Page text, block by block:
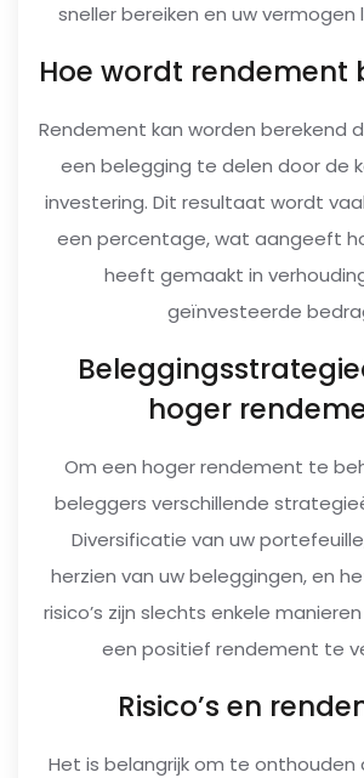
sneller bereiken en uw vermogen
Hoe wordt rendement
Rendement kan worden berekend
een belegging te delen door de
investering. Dit resultaat wordt
een percentage, wat aangeeft
heeft gemaakt in
geïnvesteerde
hoger
Om een hoger rendement te
beleggers verschillende
Diversificatie van uw
herzien van uw beleggingen, en
risico’s zijn slechts enkele
een positief rendement te
Risico’s en
Het is belangrijk om te